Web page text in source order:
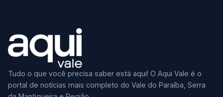
Tudo o que você precisa saber está aqui! O Aqui Vale é o
portal de notícias mais completo do Vale do Paraíba, Serra